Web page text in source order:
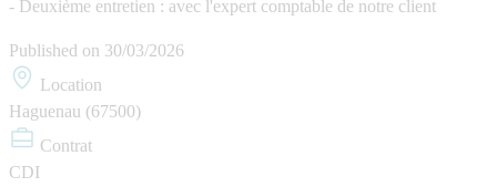
- Deuxième entretien : avec l'expert comptable de notre client
Published on 30/03/2026
Location
Haguenau (67500)
Contrat
CDI